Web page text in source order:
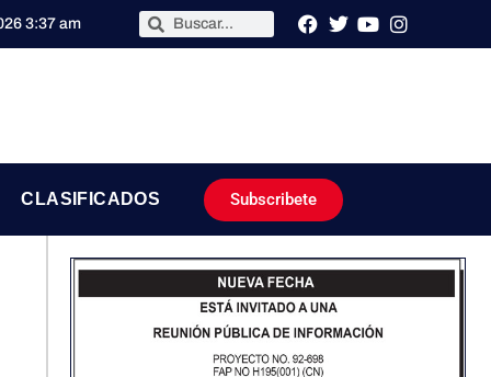
3:37 am
CLASIFICADOS Subscribete